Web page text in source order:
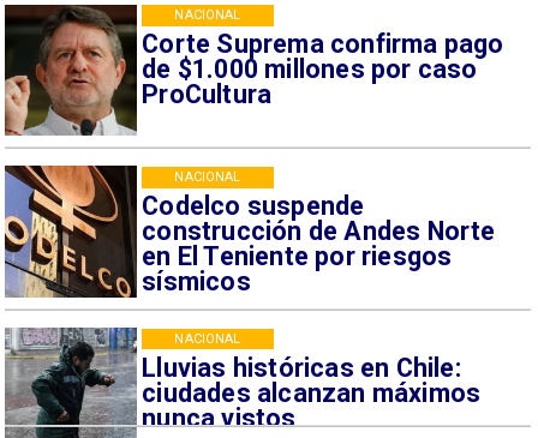
Corte Suprema confirma pago
de $1.000 millones por caso
ProCultura
NACIONAL
Codelco suspende
construcción de Andes Norte
en El Teniente por riesgos
sísmicos
NACIONAL
Lluvias históricas en Chile:
ciudades alcanzan máximos
nunca vistos
NACIONAL